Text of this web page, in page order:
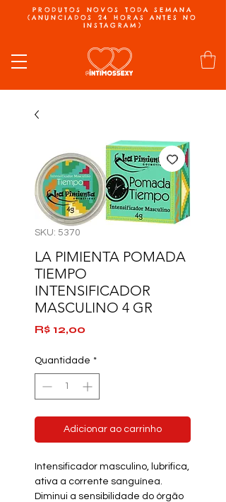
PRODUTOS NOVOS TODA SEMANA
(ANUNCIADOS 24 HORAS ANTES NO
INSTAGRAM)
SKU: 5370
LA PIMIENTA POMADA
TIEMPO
INTENSIFICADOR
MASCULINO 4 GR
R$ 12,00
Quantidade *
Adicionar ao carrinho
Intensificador masculino, lubrifica,
ativa a corrente sanguínea.
Diminui a sensibilidade do órgão